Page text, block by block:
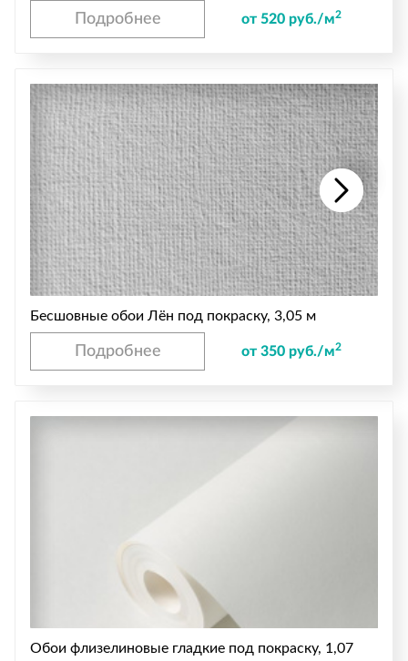
Подробнее от 520 руб./м2
Бесшовные обои Лён под покраску, 3,05 м
Подробнее от 350 руб./м2
Обои флизелиновые гладкие под покраску, 1,07